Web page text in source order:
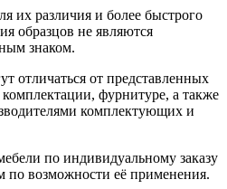
их различия и более быстрого
образцов не являются
знаком.
отличаться от представленных
комплектации, фурнитуре, а также
комплектующих и
по индивидуальному заказу
по возможности её применения.